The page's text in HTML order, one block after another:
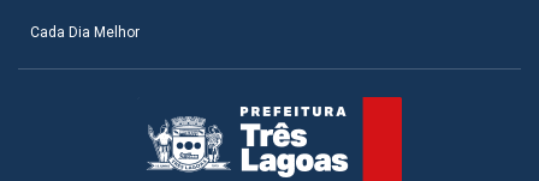
Cada Dia Melhor